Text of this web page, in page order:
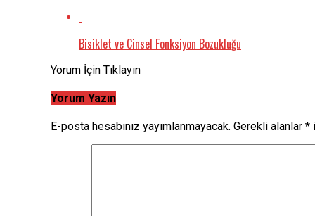
Bisiklet ve Cinsel Fonksiyon Bozukluğu
Yorum İçin Tıklayın
Yorum Yazın
E-posta hesabınız yayımlanmayacak. Gerekli alanlar *